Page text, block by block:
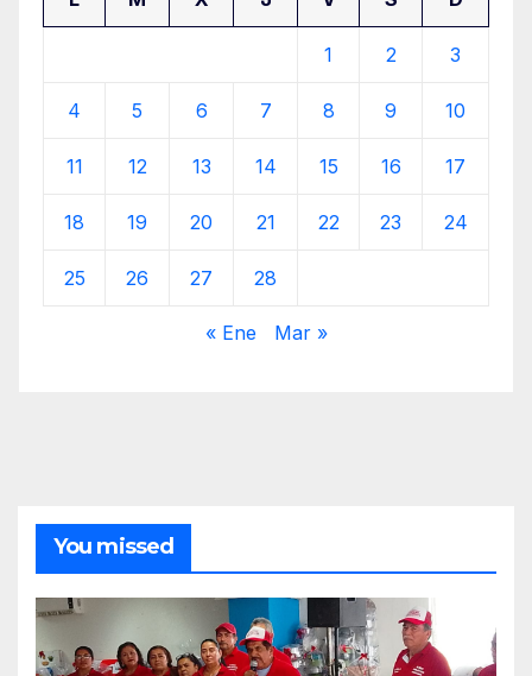
1 2 3
4 5 6 7 8 9 10
11 12 13 14 15 16 17
18 19 20 21 22 23 24
25 26 27 28
« Ene Mar »
You missed